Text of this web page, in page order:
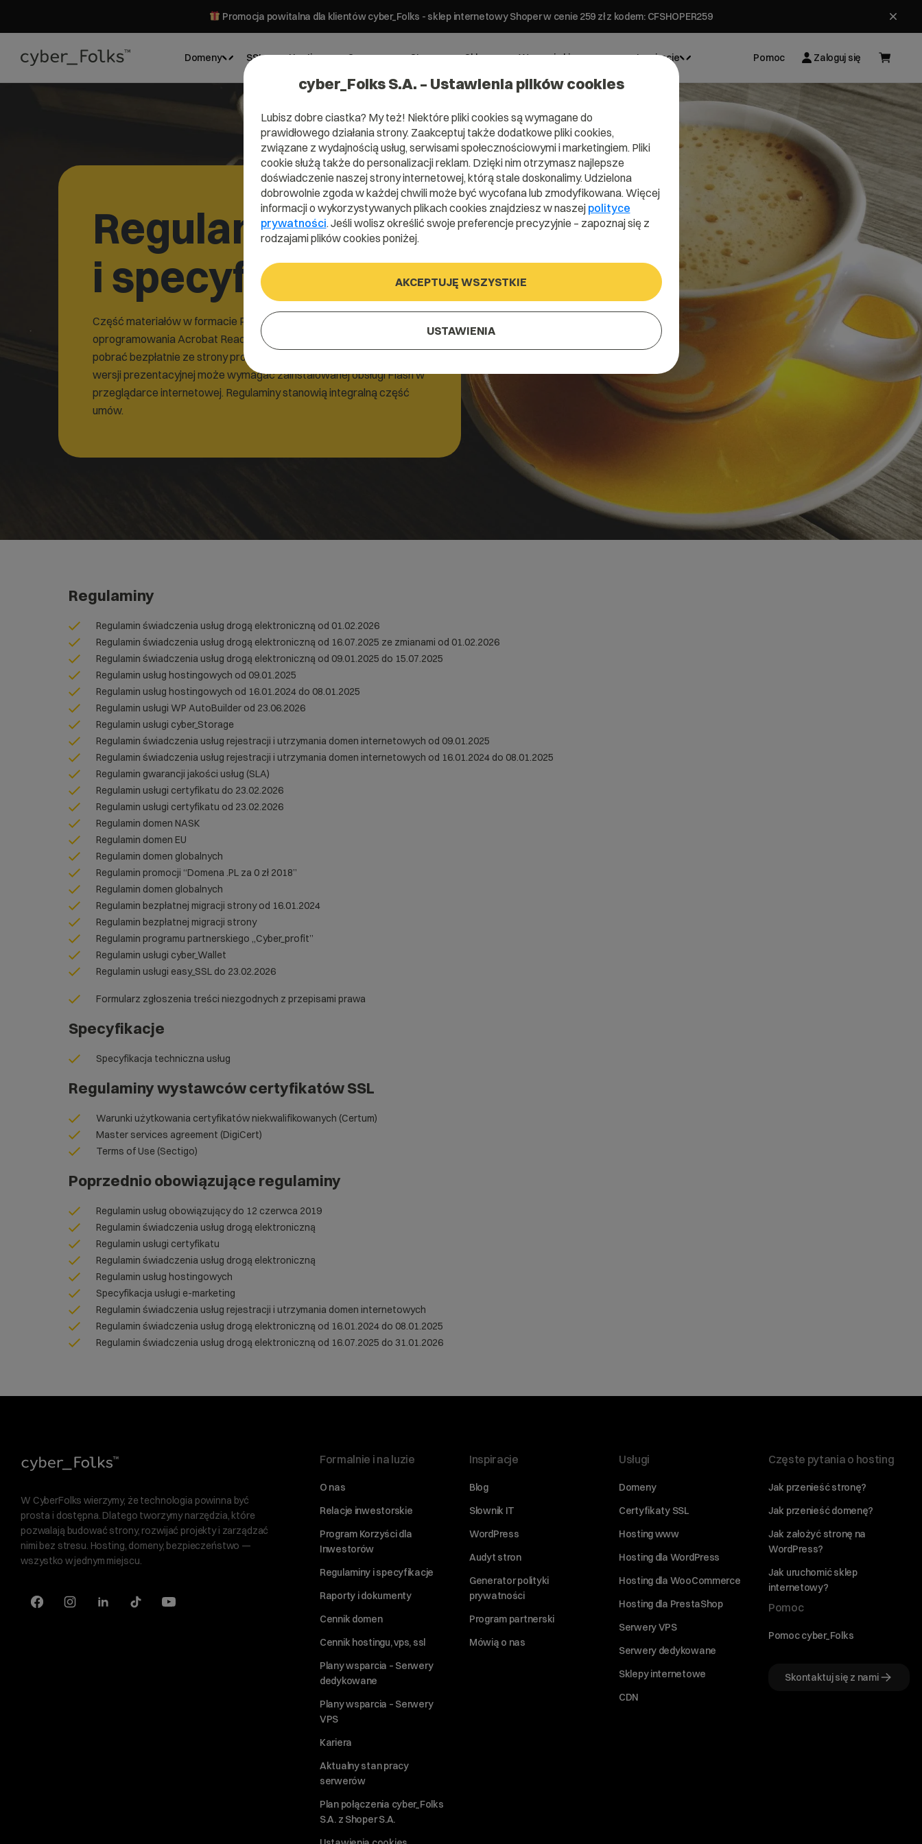
Promocja powitalna dla klientów cyber_Folks - sklep internetowy Shoper w cenie 259 zł z kodem: CFSHOPER259
Domeny SSL Hosting Serwery Strony Sklepy Wsparcie biznesowe Inspiracje Pomoc Zaloguj się
Regulaminy
i specyfikacje
Część materiałów w formacie PDF może wymagać bezpłatnego
oprogramowania Acrobat Reader. Oprogramowanie to możesz
pobrać bezpłatnie ze strony producenta
wersji prezentacyjnej może wymagać zainstalowanej obsługi Flash w
przeglądarce internetowej. Regulaminy stanowią integralną część
umów.
Regulaminy
Regulamin świadczenia usług drogą elektroniczną od 01.02.2026
Regulamin świadczenia usług drogą elektroniczną od 16.07.2025 ze zmianami od 01.02.2026
Regulamin świadczenia usług drogą elektroniczną od 09.01.2025 do 15.07.2025
Regulamin usług hostingowych od 09.01.2025
Regulamin usług hostingowych od 16.01.2024 do 08.01.2025
Regulamin usługi WP AutoBuilder od 23.06.2026
Regulamin usługi cyber_Storage
Regulamin świadczenia usług rejestracji i utrzymania domen internetowych od 09.01.2025
Regulamin świadczenia usług rejestracji i utrzymania domen internetowych od 16.01.2024 do 08.01.2025
Regulamin gwarancji jakości usług (SLA)
Regulamin usługi certyfikatu do 23.02.2026
Regulamin usługi certyfikatu od 23.02.2026
Regulamin domen NASK
Regulamin domen EU
Regulamin domen globalnych
Regulamin promocji “Domena .PL za 0 zł 2018”
Regulamin domen globalnych
Regulamin bezpłatnej migracji strony od 16.01.2024
Regulamin bezpłatnej migracji strony
Regulamin programu partnerskiego „Cyber_profit”
Regulamin usługi cyber_Wallet
Regulamin usługi easy_SSL do 23.02.2026
Formularz zgłoszenia treści niezgodnych z przepisami prawa
Specyfikacje
Specyfikacja techniczna usług
Regulaminy wystawców certyfikatów SSL
Warunki użytkowania certyfikatów niekwalifikowanych (Certum)
Master services agreement (DigiCert)
Terms of Use (Sectigo)
Poprzednio obowiązujące regulaminy
Regulamin usług obowiązujący do 12 czerwca 2019
Regulamin świadczenia usług drogą elektroniczną
Regulamin usługi certyfikatu
Regulamin świadczenia usług drogą elektroniczną
Regulamin usług hostingowych
Specyfikacja usługi e-marketing
Regulamin świadczenia usług rejestracji i utrzymania domen internetowych
Regulamin świadczenia usług drogą elektroniczną od 16.01.2024 do 08.01.2025
Regulamin świadczenia usług drogą elektroniczną od 16.07.2025 do 31.01.2026
W CyberFolks wierzymy, że technologia powinna być
prosta i dostępna. Dlatego tworzymy narzędzia, które
pozwalają budować strony, rozwijać projekty i zarządzać
nimi bez stresu. Hosting, domeny, bezpieczeństwo —
wszystko w jednym miejscu.
Formalnie i na luzie
O nas
Relacje inwestorskie
Program Korzyści dla
Inwestorów
Regulaminy i specyfikacje
Raporty i dokumenty
Cennik domen
Cennik hostingu, vps, ssl
Plany wsparcia – Serwery
dedykowane
Plany wsparcia – Serwery
VPS
Kariera
Aktualny stan pracy
serwerów
Plan połączenia cyber_Folks
S.A. z Shoper S.A.
Inspiracje
Blog
Słownik IT
WordPress
Audyt stron
Generator polityki
prywatności
Program partnerski
Mówią o nas
Usługi
Domeny
Certyfikaty SSL
Hosting www
Hosting dla WordPress
Hosting dla WooCommerce
Hosting dla PrestaShop
Serwery VPS
Serwery dedykowane
Sklepy internetowe
CDN
Częste pytania o hosting
Jak przenieść stronę?
Jak przenieść domenę?
Jak założyć stronę na
WordPress?
Jak uruchomić sklep
internetowy?
Pomoc
Pomoc cyber_Folks
Skontaktuj się z nami
cyber_Folks S.A. – Ustawienia plików cookies
Lubisz dobre ciastka? My też! Niektóre pliki cookies są wymagane do
prawidłowego działania strony. Zaakceptuj także dodatkowe pliki cookies,
związane z wydajnością usług, serwisami społecznościowymi i marketingiem. Pliki
cookie służą także do personalizacji reklam. Dzięki nim otrzymasz najlepsze
doświadczenie naszej strony internetowej, którą stale doskonalimy. Udzielona
dobrowolnie zgoda w każdej chwili może być wycofana lub zmodyfikowana. Więcej
informacji o wykorzystywanych plikach cookies znajdziesz w naszej polityce
prywatności. Jeśli wolisz określić swoje preferencje precyzyjnie – zapoznaj się z
rodzajami plików cookies poniżej.
AKCEPTUJĘ WSZYSTKIE
USTAWIENIA